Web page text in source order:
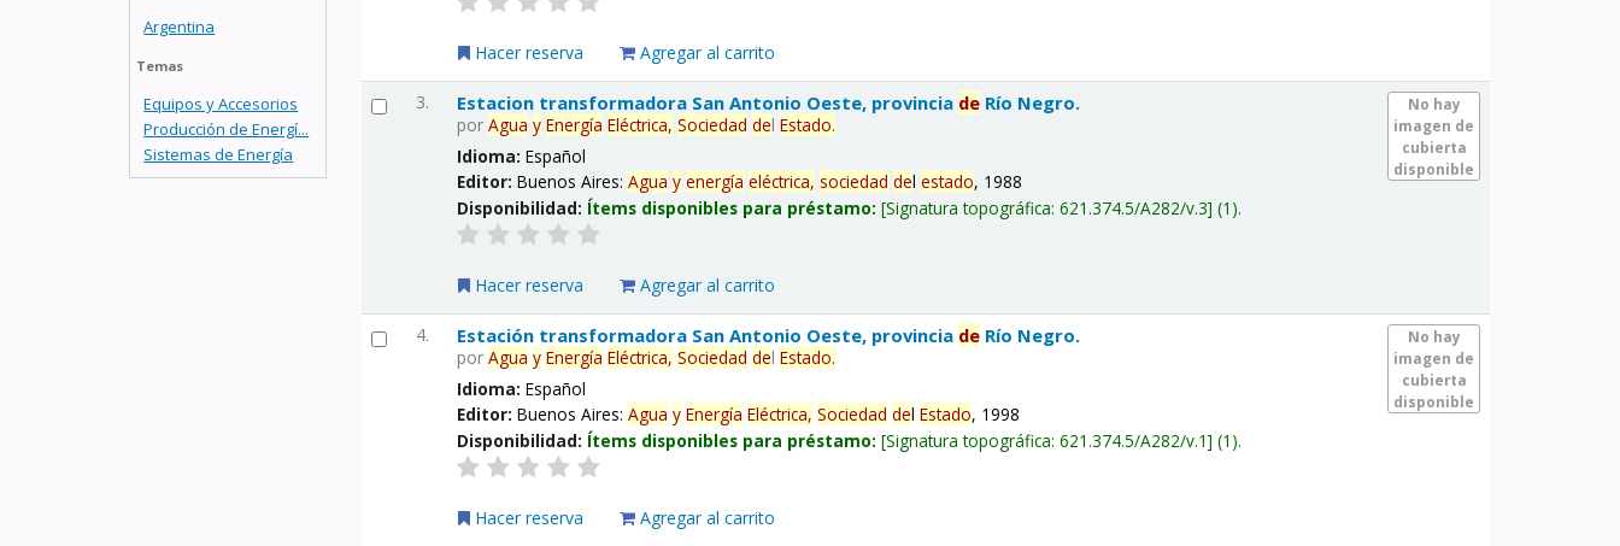
Argentina
Temas
Equipos y Accesorios
Producción de Energí...
Sistemas de Energía
Hacer reserva Agregar al carrito
3.
No hay
imagen de
cubierta
disponible
Estacion transformadora San Antonio Oeste, provincia de Río Negro.
porAgua y Energía Eléctrica, Sociedad delEstado.
Idioma:Español
Editor:Buenos Aires:Agua y energía eléctrica, sociedad delestado, 1988
Disponibilidad: Ítems disponibles para préstamo: Signatura topográfica:621.374.5/A282/v.3 (1).
Hacer reserva Agregar al carrito
4.
No hay
imagen de
cubierta
disponible
Estación transformadora San Antonio Oeste, provincia de Río Negro.
porAgua y Energía Eléctrica, Sociedad delEstado.
Idioma:Español
Editor:Buenos Aires:Agua y Energía Eléctrica, Sociedad delEstado, 1998
Disponibilidad: Ítems disponibles para préstamo: Signatura topográfica:621.374.5/A282/v.1 (1).
Hacer reserva Agregar al carrito